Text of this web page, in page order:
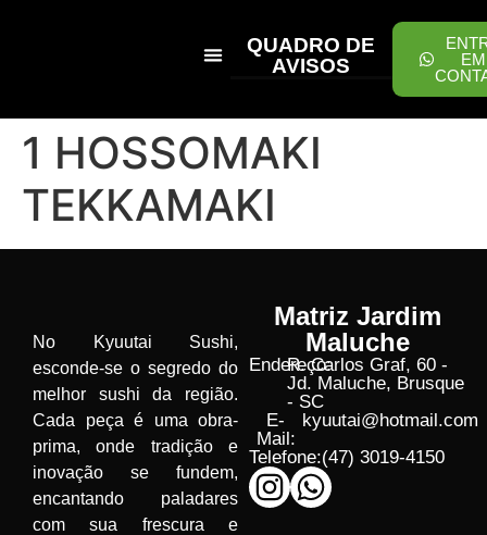
QUADRO DE
AVISOS
EM
1 HOSSOMAKI
TEKKAMAKI
No Kyuutai Sushi,
esconde-se o segredo do
melhor sushi da região.
Cada peça é uma obra-
prima, onde tradição e
inovação se fundem,
encantando paladares
com sua frescura e
Matriz Jardim
Maluche
Endereço:
R. Carlos Graf, 60 -
Jd. Maluche, Brusque
- SC
E-
Mail:
kyuutai@hotmail.com
Telefone:(47) 3019-4150